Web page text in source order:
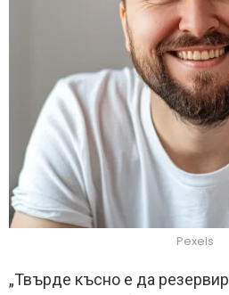
Pexels
„Твърде късно е да